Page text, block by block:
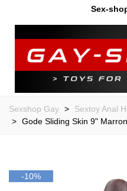
Sex-
Sexshop Gay > Sextoy Anal
> Gode Sliding Skin 9"
-10%